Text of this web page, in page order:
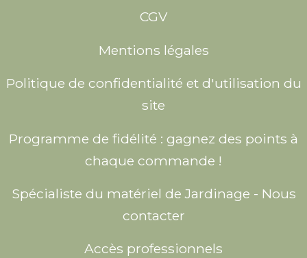
CGV
Mentions légales
Politique de confidentialité et d'utilisation du
site
Programme de fidélité : gagnez des points à
chaque commande !
Spécialiste du matériel de Jardinage - Nous
contacter
Accès professionnels